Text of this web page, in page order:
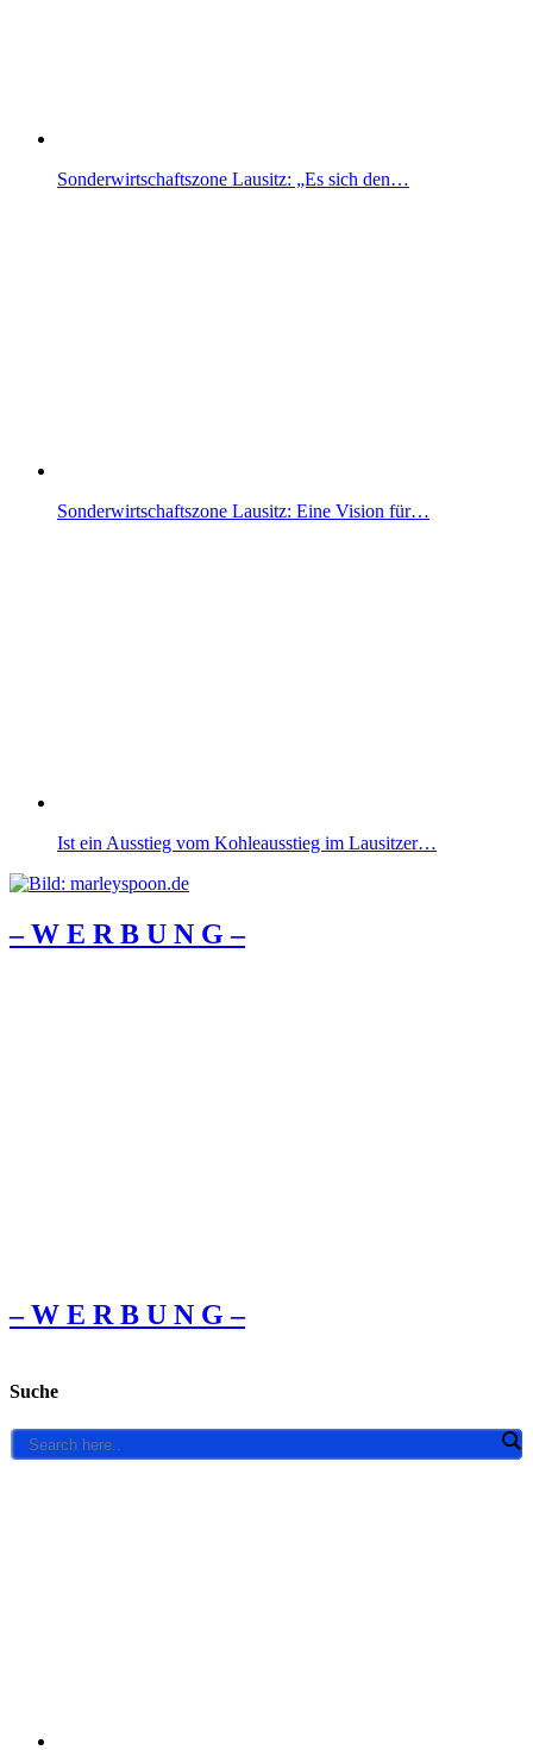
Sonderwirtschaftszone Lausitz: „Es sich den…
Sonderwirtschaftszone Lausitz: Eine Vision für…
Ist ein Ausstieg vom Kohleausstieg im Lausitzer…
– W Ε R Β U Ν G –
– W Ε R Β U Ν G –
Suche